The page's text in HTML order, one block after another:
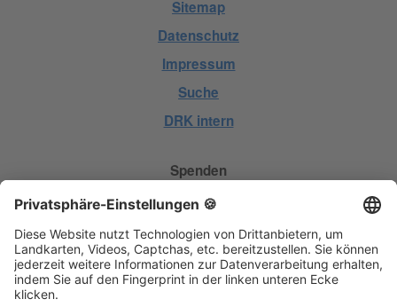
Sitemap
Datenschutz
Impressum
Suche
DRK intern
Spenden
Geld spenden
Hilfe spenden
Kleidung spenden
Blut spenden